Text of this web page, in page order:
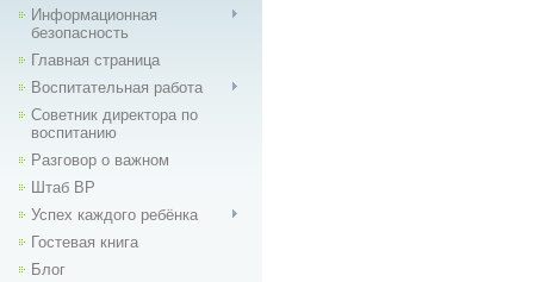
Информационная
безопасность
Главная страница
Воспитательная работа
Советник директора по
воспитанию
Разговор о важном
Штаб ВР
Успех каждого ребёнка
Гостевая книга
Блог